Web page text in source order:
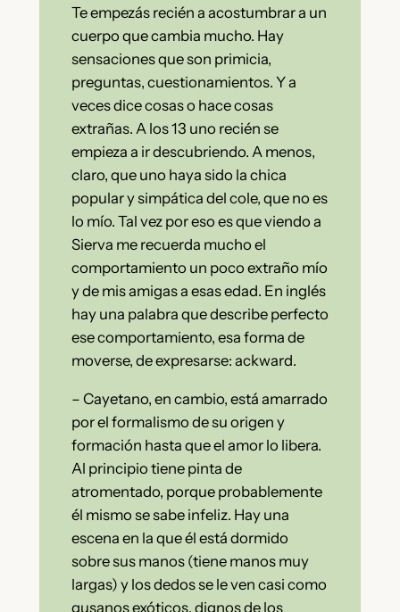
Te empezás recién a acostumbrar a un
cuerpo que cambia mucho. Hay
sensaciones que son primicia,
preguntas, cuestionamientos. Y a
veces dice cosas o hace cosas
extrañas. A los 13 uno recién se
empieza a ir descubriendo. A menos,
claro, que uno haya sido la chica
popular y simpática del cole, que no es
lo mío. Tal vez por eso es que viendo a
Sierva me recuerda mucho el
comportamiento un poco extraño mío
y de mis amigas a esas edad. En inglés
hay una palabra que describe perfecto
ese comportamiento, esa forma de
moverse, de expresarse: ackward.
– Cayetano, en cambio, está amarrado
por el formalismo de su origen y
formación hasta que el amor lo libera.
Al principio tiene pinta de
atromentado, porque probablemente
él mismo se sabe infeliz. Hay una
escena en la que él está dormido
sobre sus manos (tiene manos muy
largas) y los dedos se le ven casi como
gusanos exóticos, dignos de los